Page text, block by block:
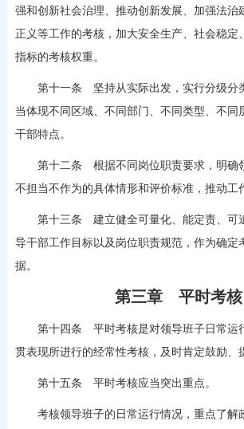
强和创新社会治理、推动创新发展、加强法治
正义等工作的考核，加大安全生产、社会稳定
指标的考核权重。
第十一条 坚持从实际出发，实行分级分
当体现不同区域、不同部门、不同类型、不同
干部特点。
第十二条 根据不同岗位职责要求，明确
不担当不作为的具体情形和评价标准，推动工
第十三条 建立健全可量化、能定责、可
导干部工作目标以及岗位职责规范，作为确定
据。
第三章 平时考核
第十四条 平时考核是对领导班子日常运
贯表现所进行的经常性考核，及时肯定鼓励、
第十五条 平时考核应当突出重点。
考核领导班子的日常运行情况，重点了解